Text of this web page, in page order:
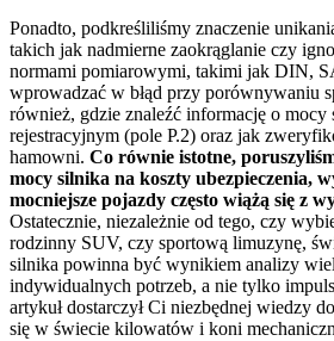
Ponadto, podkreśliliśmy znaczenie
takich jak nadmierne zaokrąglanie czy
normami pomiarowymi, takimi jak DIN,
wprowadzać w błąd przy porównywaniu
również, gdzie znaleźć informację o
rejestracyjnym (pole P.2) oraz jak
hamowni. Co równie istotne,
mocy silnika na koszty ubezpieczenia,
mocniejsze pojazdy często wiążą się z
Ostatecznie, niezależnie od tego, czy
rodzinny SUV, czy sportową limuzynę,
silnika powinna być wynikiem analizy
indywidualnych potrzeb, a nie tylko
artykuł dostarczył Ci niezbędnej wiedzy
się w świecie kilowatów i koni